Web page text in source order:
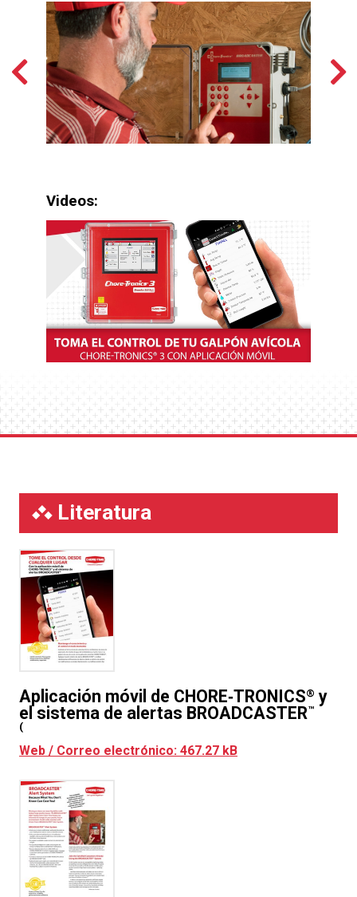
TRONICS® por unidad BROADCASTER™.
Agregue y nombre hasta ocho entradas de alarma
seleccionadas por el usuario (como generador de la
casa, presión de agua, interruptores de puertas, etc.)
en cada caja principal y auxiliar de Broadcaster™, sujeto
a limitaciones.
Videos:
Literatura
Aplicación móvil de CHORE‑TRONICS® y
el sistema de alertas BROADCASTER™
(
Web / Correo electrónico: 467.27 kB